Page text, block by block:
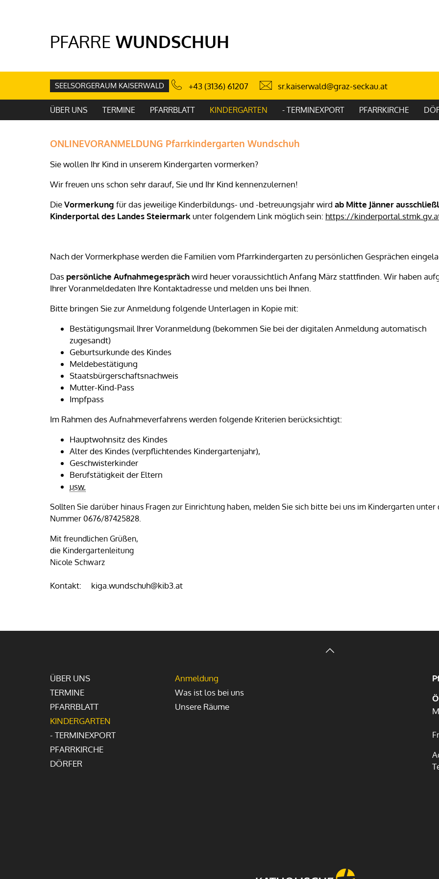
PFARRE WUNDSCHUH
SEELSORGERAUM KAISERWALD +43 (3136) 61207 sr.kaiserwald@graz-seckau.at
ÜBER UNS TERMINE PFARRBLATT KINDERGARTEN - TERMINEXPORT PFARRKIRCHE
ONLINEVORANMELDUNG Pfarrkindergarten Wundschuh
Sie wollen Ihr Kind in unserem Kindergarten vormerken?
Wir freuen uns schon sehr darauf, Sie und Ihr Kind kennenzulernen!
DieVormerkung für das jeweilige Kinderbildungs- und -betreuungsjahr wird ab Mitte Jänner
Kinderportal des Landes Steiermarkunter folgendem Link möglich sein: https://
Nach der Vormerkphase werden die Familien vom Pfarrkindergarten zu persönlichen Gesprächen
Das persönliche Aufnahmegesprächwird heuer voraussichtlich Anfang März stattfinden. Wir haben
Ihrer Voranmeldedaten Ihre Kontaktadresse und melden uns bei Ihnen.
Bitte bringen Sie zur Anmeldung folgende Unterlagen in Kopie mit:
Bestätigungsmail Ihrer Voranmeldung (bekommen Sie bei der digitalen Anmeldung automatisch
zugesandt)
Geburtsurkunde des Kindes
Meldebestätigung
Staatsbürgerschaftsnachweis
Mutter-Kind-Pass
Impfpass
Im Rahmen des Aufnahmeverfahrens werden folgende Kriterien berücksichtigt:
Hauptwohnsitz des Kindes
Alter des Kindes (verpflichtendes Kindergartenjahr),
Geschwisterkinder
Berufstätigkeit der Eltern
usw.
Sollten Sie darüber hinaus Fragen zur Einrichtung haben, melden Sie sich bitte bei uns im Kindergarten unter
Nummer 0676/87425828.
Mit freundlichen Grüßen,
die Kindergartenleitung
Nicole Schwarz
Kontakt: kiga.wundschuh@kib3.at
ÜBER UNS
TERMINE
PFARRBLATT
KINDERGARTEN
Anmeldung
Was ist los bei uns
Unsere Räume
- TERMINEXPORT
PFARRKIRCHE
DÖRFER